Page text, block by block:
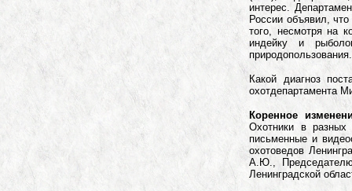
интерес.
России объявил,
того, несмотря на
индейку и
Какой диагноз
охотдепартамента
Коренное
Охотники в разных
письменные и
охотоведов
А.Ю., Председателю
Ленинградской